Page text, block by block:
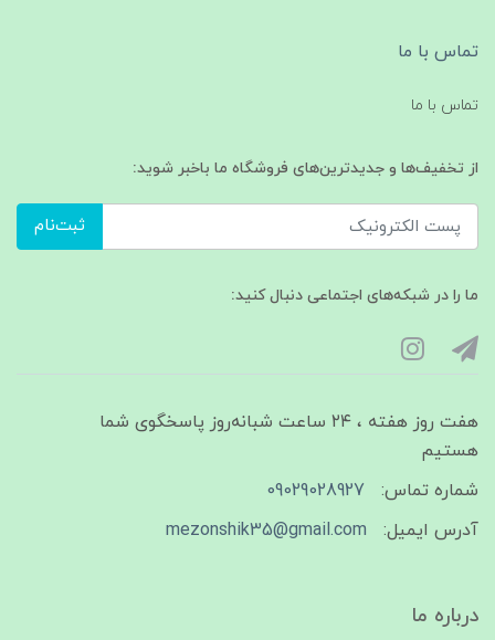
تماس با ما
تماس با ما
از تخفیف‌ها و جدیدترین‌های فروشگاه ما باخبر شوید:
ثبت‌نام
ما را در شبکه‌های اجتماعی دنبال کنید:
هفت روز هفته ، ۲۴ ساعت شبانه‌روز پاسخگوی شما
هستیم
شماره تماس:
09029028927
آدرس ایمیل:
mezonshik35@gmail.com
درباره ما